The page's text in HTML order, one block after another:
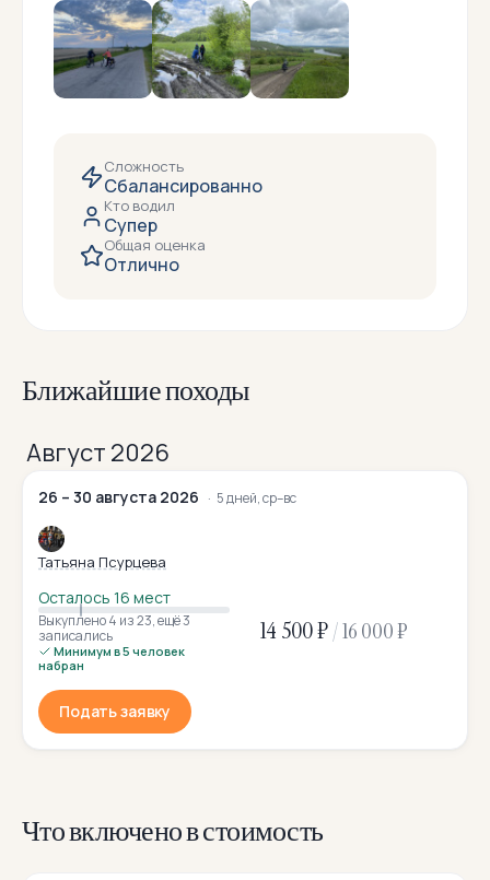
Сложность
Сбалансированно
Кто водил
Супер
Общая оценка
Отлично
Ближайшие походы
Август 2026
26 – 30 августа 2026 5 дней, ср–вс
Татьяна Псурцева
Осталось 16 мест
Выкуплено 4 из 23,ещё 3
записались
Минимум в 5 человек
набран
14 500 ₽/16 000 ₽
Подать заявку
Что включено в стоимость